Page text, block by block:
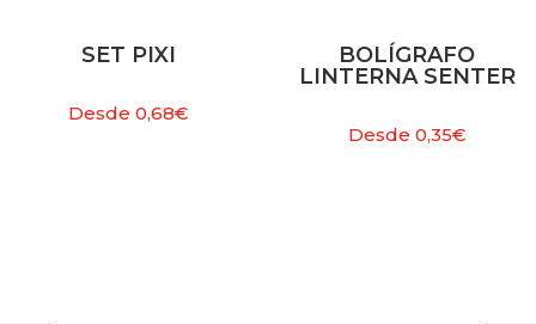
SET PIXI
Desde0,68€
BOLÍGRAFO
LINTERNA SENTER
Desde 0,35€